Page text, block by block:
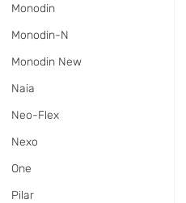
Monodin
Monodin-N
Monodin New
Naia
Neo-Flex
Nexo
One
Pilar